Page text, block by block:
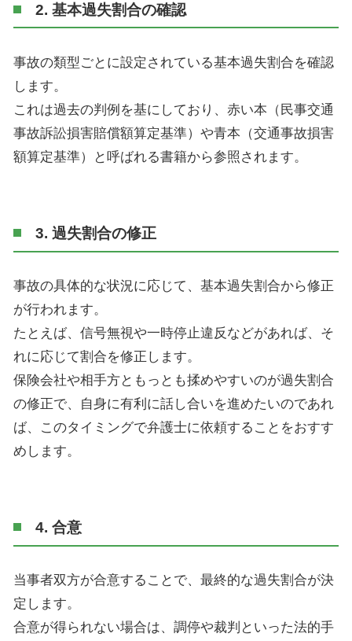
2. 基本過失割合の確認
事故の類型ごとに設定されている基本過失割合を確認
します。
これは過去の判例を基にしており、赤い本（民事交通
事故訴訟損害賠償額算定基準）や青本（交通事故損害
額算定基準）と呼ばれる書籍から参照されます。
3. 過失割合の修正
事故の具体的な状況に応じて、基本過失割合から修正
が行われます。
たとえば、信号無視や一時停止違反などがあれば、そ
れに応じて割合を修正します。
保険会社や相手方ともっとも揉めやすいのが過失割合
の修正で、自身に有利に話し合いを進めたいのであれ
ば、このタイミングで弁護士に依頼することをおすす
めします。
4. 合意
当事者双方が合意することで、最終的な過失割合が決
定します。
合意が得られない場合は、調停や裁判といった法的手